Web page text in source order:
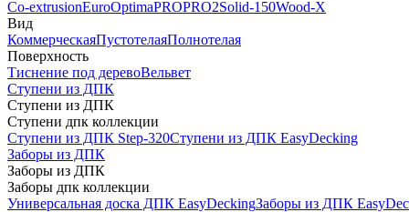
Co-extrusionEuroOptimaPROPRO2Solid-150Wood-X
Вид
КоммерческаяПустотелаяПолнотелая
Поверхность
Тиснение под деревоВельвет
Ступени из ДПК
Ступени из ДПК
Ступени дпк коллекции
Ступени из ДПК Step-320Ступени из ДПК EasyDecking
Заборы из ДПК
Заборы из ДПК
Заборы дпк коллекции
Универсальная доска ДПК EasyDeckingЗаборы из ДПК